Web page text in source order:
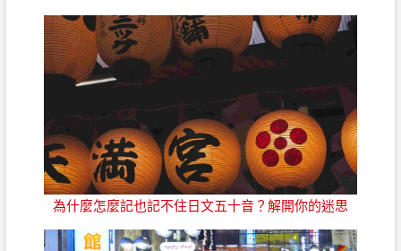
為什麼怎麼記也記不住日文五十音？解開你的迷思